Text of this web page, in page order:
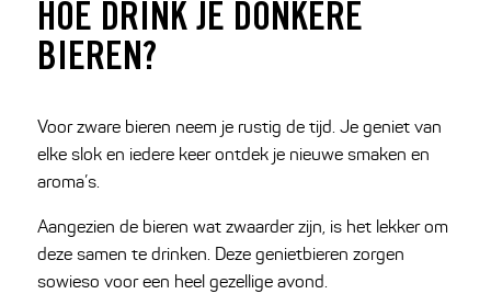
HOE DRINK JE DONKERE
BIEREN?
Voor zware bieren neem je rustig de tijd. Je geniet van
elke slok en iedere keer ontdek je nieuwe smaken en
aroma’s.
Aangezien de bieren wat zwaarder zijn, is het lekker om
deze samen te drinken. Deze genietbieren zorgen
sowieso voor een heel gezellige avond.